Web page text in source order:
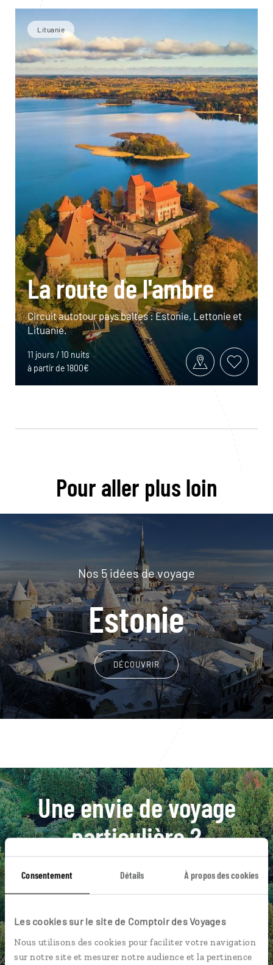
Consentement Détails À propos des cookies
Les cookies sur le site de Comptoir des Voyages
Nous utilisons des cookies pour faciliter votre navigation
sur notre site et mesurer notre audience et la pertinence
Lituanie
La route de l'ambre
Circuit autotour pays baltes : Estonie, Lettonie et
Lituanie.
11 jours / 10 nuits
à partir de 1800€
Pour aller plus loin
Nos 5 idées de voyage
Estonie
DÉCOUVRIR
Une envie de voyage
particulière ?
Citadelle de Toompea
Château de Trakai Cloître de Pazaislis